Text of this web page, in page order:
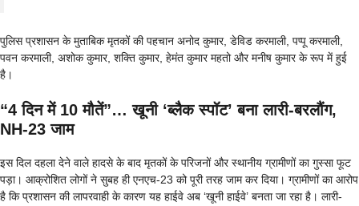
पुलिस प्रशासन के मुताबिक मृतकों की पहचान अनोद कुमार, डेविड करमाली, पप्पू करमाली,
पवन करमाली, अशोक कुमार, शक्ति कुमार, हेमंत कुमार महतो और मनीष कुमार के रूप में हुई
है।
“4 दिन में 10 मौतें”… खूनी ‘ब्लैक स्पॉट’ बना लारी-बरलौंग,
NH-23 जाम
इस दिल दहला देने वाले हादसे के बाद मृतकों के परिजनों और स्थानीय ग्रामीणों का गुस्सा फूट
पड़ा। आक्रोशित लोगों ने सुबह ही एनएच-23 को पूरी तरह जाम कर दिया। ग्रामीणों का आरोप
है कि प्रशासन की लापरवाही के कारण यह हाईवे अब ‘खूनी हाईवे’ बनता जा रहा है। लारी-